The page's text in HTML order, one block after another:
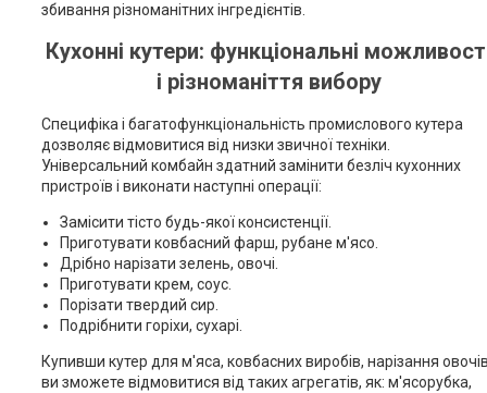
збивання різноманітних інгредієнтів.
Кухонні кутери: функціональні
і різноманіття вибору
Специфіка і багатофункціональність промислового кутера
дозволяє відмовитися від низки звичної техніки.
Універсальний комбайн здатний замінити безліч кухонних
пристроїв і виконати наступні операції:
Замісити тісто будь-якої консистенції.
Приготувати ковбасний фарш, рубане м'ясо.
Дрібно нарізати зелень, овочі.
Приготувати крем, соус.
Порізати твердий сир.
Подрібнити горіхи, сухарі.
Купивши кутер для м'яса, ковбасних виробів, нарізання
ви зможете відмовитися від таких агрегатів, як: м'ясорубка,